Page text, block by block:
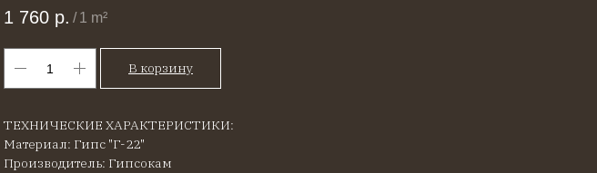
1 760 р. / 1 m²
В корзину
ТЕХНИЧЕСКИЕ ХАРАКТЕРИСТИКИ:
Материал: Гипс "Г-22"
Производитель: Гипсокам